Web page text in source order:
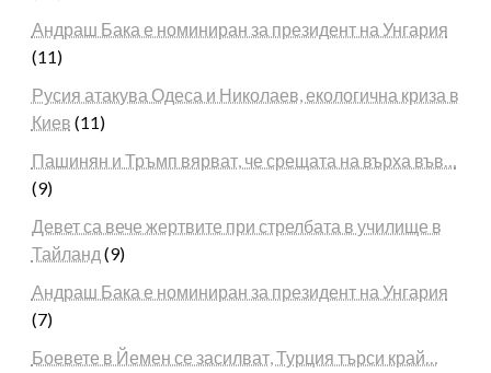
Андраш Бака е номиниран за президент на Унгария
(11)
Русия атакува Одеса и Николаев, екологична криза в
Киев (11)
Пашинян и Тръмп вярват, че срещата на върха във…
(9)
Девет са вече жертвите при стрелбата в училище в
Тайланд (9)
Андраш Бака е номиниран за президент на Унгария
(7)
Боевете в Йемен се засилват, Турция търси край…